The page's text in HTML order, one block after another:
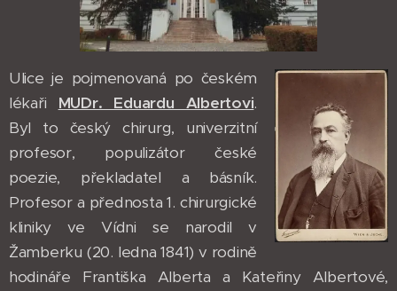
Ulice je pojmenovaná po českém
lékaři MUDr. Eduardu Albertovi.
Byl to český chirurg, univerzitní
profesor, populizátor české
poezie, překladatel a básník.
Profesor a přednosta 1. chirurgické
kliniky ve Vídni se narodil v
Žamberku (20. ledna 1841) v rodině
hodináře Františka Alberta a Kateřiny Albertové,